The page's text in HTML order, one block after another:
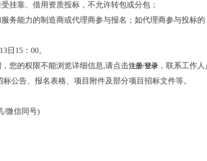
挂靠、借用资质投标，不允许转包或分包；
务能力的制造商或代理商参与报名；如代理商参与投标
日15：00。
您的权限不能浏览详细信息,请点击注册/登录 ，联系工作
公告、报名表格、项目附件及部分项目招标文件等。
/微信同号)